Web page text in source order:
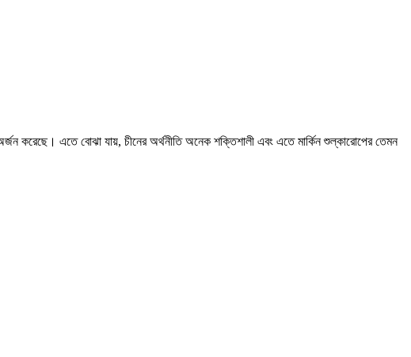
করেছে। এতে বোঝা যায়, চীনের অর্থনীতি অনেক শক্তিশালী এবং এতে মার্কিন শুল্কারোপের তেমন